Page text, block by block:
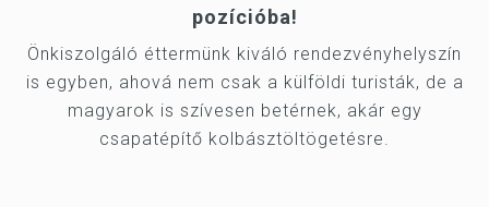
pozícióba!
Önkiszolgáló éttermünk kiváló rendezvényhelyszín
is egyben, ahová nem csak a külföldi turisták, de a
magyarok is szívesen betérnek, akár egy
csapatépítő kolbásztöltögetésre.